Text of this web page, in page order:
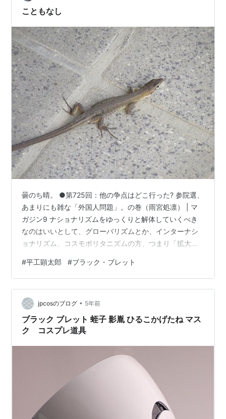
里見蓮太郎 (電撃文庫)
作者:神崎紫電,鵜飼沙樹
出版社/メーカー:アスキー・メディア
ワークス
発売日:2013/07/10
メディア:文庫
この商品を含むブログ (3件) を見る
ブラック・ブレット (6) 煉獄の彷
徨者 (電撃文庫)
作者:神崎紫電,鵜飼沙樹
出版社/メーカー:アスキー・メディア
ワークス
メディア:文庫
この商品を含むブログ (1件) を見る
ブラック・ブレット (7) 世界変革
の銃弾 (電撃文庫)
作者:神崎紫電,鵜飼沙樹
ー・メディアワークス
発売日:2014/04/10
メディア:
この商品を含むブログ (2件) を見る
漫画版
もりのほん作画で、電撃マオウにて2012年10月号から
2014年8月号まで連載された。全4巻。
ブラック・ブレット (1) (電撃コミ
こともなし
曇のち晴。 ●第725回：他の争点はどこ行った? 参院選、
あまりにも雑な「外国人問題」。の巻（雨宮処凛） | マ
ガジン9 ナショナリズムをゆっくりと解体していくべき
なのはいいとして、グローバリズムとか、インターナシ
ョナリズム、コスモポリタニズムの方、つまり「拡大」
patriotism」の方向、「縮小」する方へもっていく、それ
を考える。小さく、小さく、cocoon というか、自分のい
る場所からというか。 フィルターバブルでもいいけれ
ど、結局フィルターバブルなんかは、繭の中の自分が、
まるでかつてのセカイ系のように、突然大きな存在（国
家とか）と結びついてしま…
#平工顕太郎 #ブラック・ブレット
jpcosのブログ • 5年前
ブラック ブレット 蛭子 影胤 ひるこかげたね マス
ク コスプレ道具